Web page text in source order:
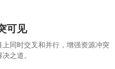
可见
上同时交叉和并行，增强资源冲突
之道。